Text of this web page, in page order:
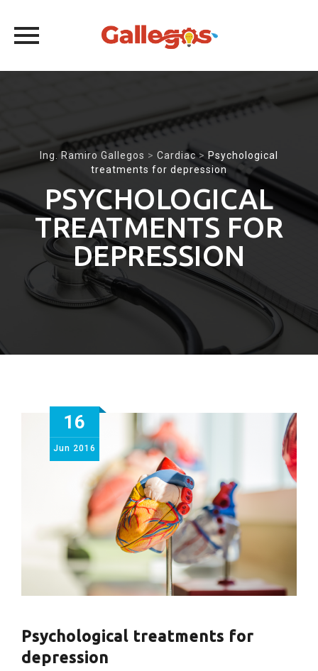
Ing. Ramiro Gallegos > Cardiac> Psychological
treatments for depression
PSYCHOLOGICAL
TREATMENTS FOR
DEPRESSION
16
Jun 2016
Psychological treatments for
depression